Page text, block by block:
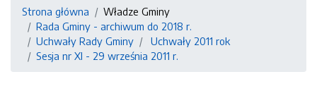
Strona główna
Władze Gminy
Rada Gminy - archiwum do 2018 r.
Uchwały Rady Gminy
Uchwały 2011 rok
Sesja nr XI - 29 września 2011 r.